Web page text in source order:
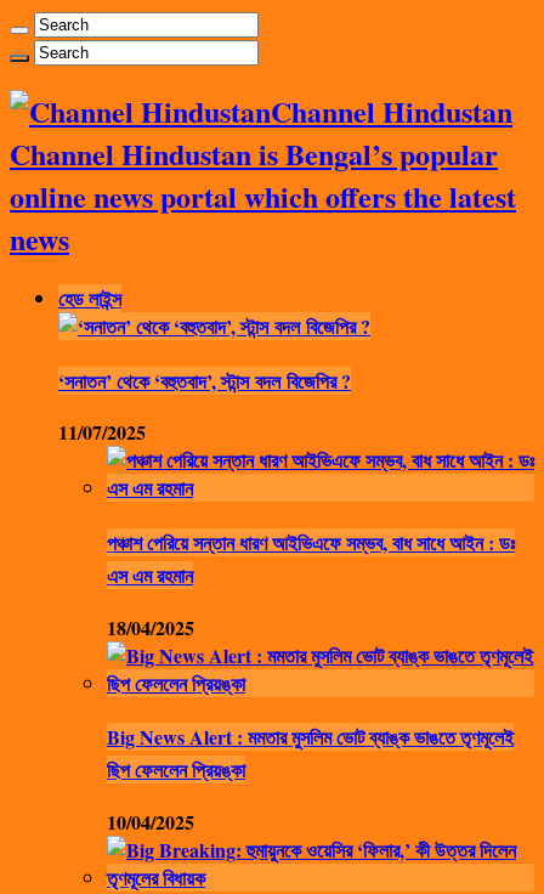
Channel Hindustan
Channel Hindustan is Bengal’s popular
online news portal which offers the latest
news
হেড লাইন্স
‘সনাতন’ থেকে ‘বহুতবাদ’, স্টান্স বদল বিজেপির ?
11/07/2025
পঞ্চাশ পেরিয়ে সন্তান ধারণ আইভিএফে সম্ভব, বাধ সাধে আইন : ডঃ
এস এম রহমান
18/04/2025
Big News Alert : মমতার মুসলিম ভোট ব্যাঙ্ক ভাঙতে তৃণমূলেই
ছিপ ফেললেন প্রিয়ঙ্কা
10/04/2025